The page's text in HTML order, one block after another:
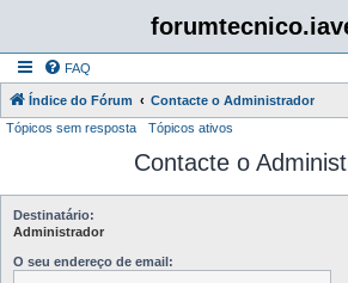
FAQ
Índice do Fórum Contacte o Administrador
Tópicos sem resposta Tópicos ativos
Contacte o
Destinatário:
Administrador
O seu endereço de email: